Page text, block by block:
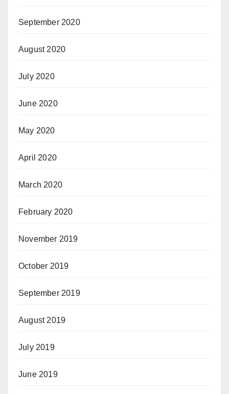
September 2020
August 2020
July 2020
June 2020
May 2020
April 2020
March 2020
February 2020
November 2019
October 2019
September 2019
August 2019
July 2019
June 2019